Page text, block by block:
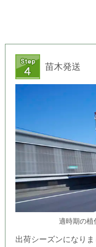
苗木発送
適時期の植
出荷シーズンになり